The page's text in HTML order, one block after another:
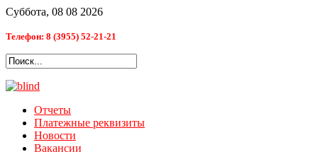
Суббота, 08 08 2026
Телефон: 8 (3955) 52-21-21
Отчеты
Платежные реквизиты
Новости
Вакансии